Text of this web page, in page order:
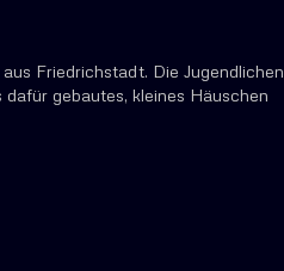
Friedrichstadt. Die Jugendlichen
gebautes, kleines Häuschen